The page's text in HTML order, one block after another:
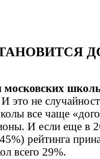
московских
это не
все чаще
И если еще в
рейтинга
всего 29%.